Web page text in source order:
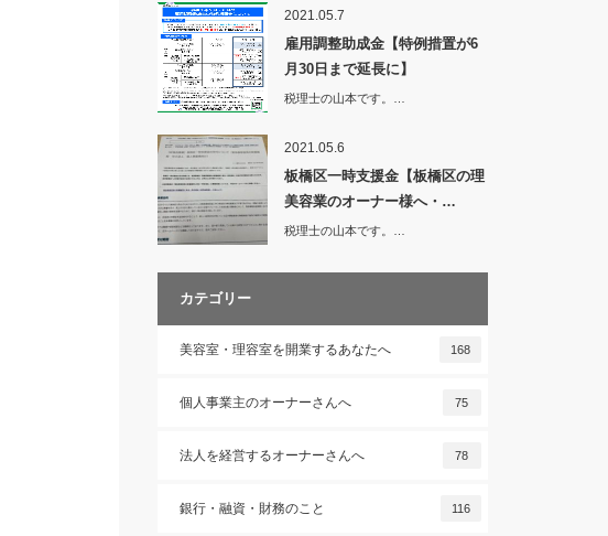
2021.05.7
雇用調整助成金【特例措置が6
月30日まで延長に】
税理士の山本です。…
2021.05.6
板橋区一時支援金【板橋区の理
美容業のオーナー様へ・…
税理士の山本です。…
カテゴリー
美容室・理容室を開業するあなたへ 168
個人事業主のオーナーさんへ 75
法人を経営するオーナーさんへ 78
銀行・融資・財務のこと 116